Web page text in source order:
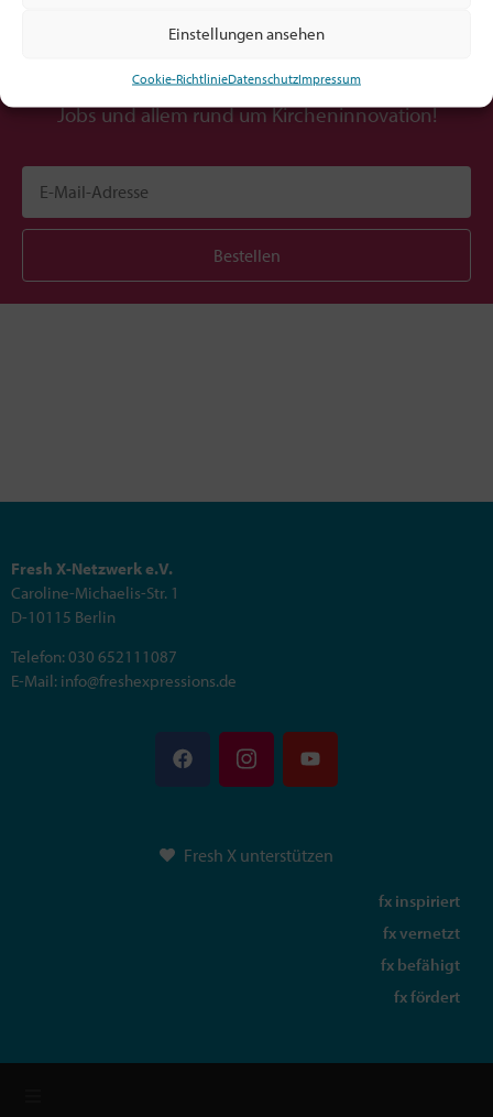
Einstellungen ansehen
Cookie-RichtlinieDatenschutzImpressum
Inspirationen, Events,
Jobs und allem rund um Kircheninnovation!
Bestellen
Fresh X-Netzwerk e.V.
Caroline-Michaelis-Str. 1
D-10115 Berlin
Telefon: 030 652111087
E-Mail: info@freshexpressions.de
Fresh X unterstützen
fx inspiriert
fx vernetzt
fx befähigt
fx fördert